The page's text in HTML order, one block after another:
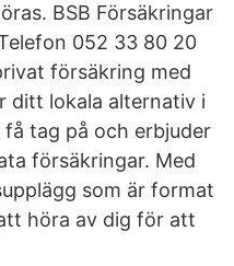
BSB Försäkringar
052 33 80 20
försäkring med
ditt lokala alternativ i
tag på och erbjuder
försäkringar. Med
som är format
höra av dig för att